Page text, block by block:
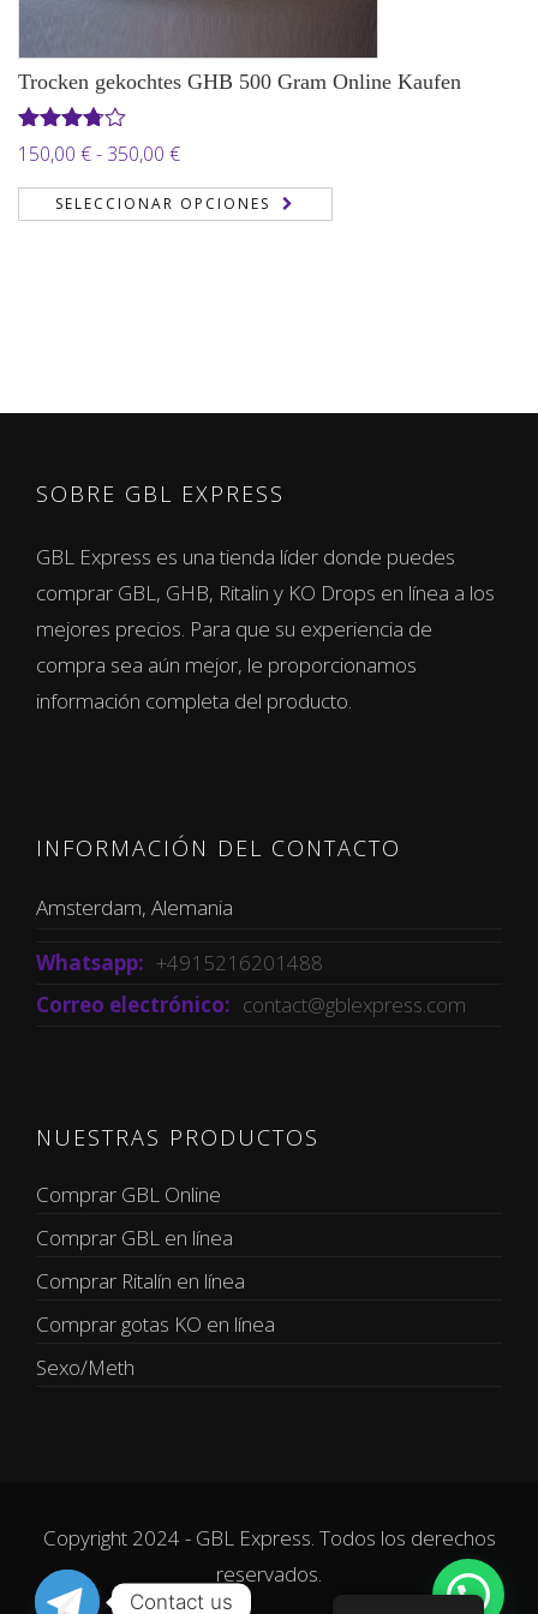
Trocken gekochtes GHB 500 Gram Online Kaufen
Valorado
en3.71
de 5
150,00 €- 350,00 €Rango
de
precios:
SELECCIONAR OPCIONES
SOBRE GBL EXPRESS
GBL Express es una tienda líder donde puedes
comprar GBL, GHB, Ritalin y KO Drops en línea a los
mejores precios. Para que su experiencia de
compra sea aún mejor, le proporcionamos
información completa del producto.
INFORMACIÓN DEL CONTACTO
Amsterdam, Alemania
Whatsapp: +4915216201488
Correo electrónico: contact@gblexpress.com
NUESTRAS PRODUCTOS
Comprar GBL Online
Comprar GBL en línea
Comprar Ritalín en línea
Comprar gotas KO en línea
Sexo/Meth
Copyright 2024 - GBL Express. Todos los derechos
reservados.
Contact us